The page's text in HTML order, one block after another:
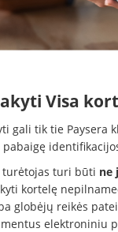
Visa
gali tik tie Paysera
turėtojas turi būti ne
kortelę
globėjų reikės
elektroniniu